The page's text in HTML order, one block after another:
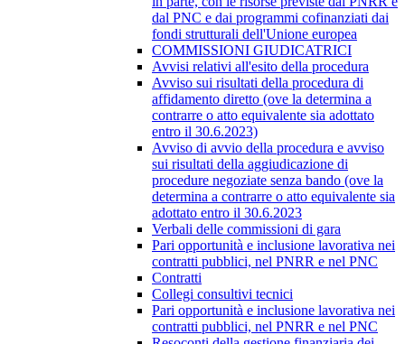
dal PNC e dai programmi cofinanziati dai
fondi strutturali dell'Unione europea
COMMISSIONI GIUDICATRICI
Avvisi relativi all'esito della procedura
Avviso sui risultati della procedura di
affidamento diretto (ove la determina a
contrarre o atto equivalente sia adottato
entro il 30.6.2023)
Avviso di avvio della procedura e avviso
sui risultati della aggiudicazione di
procedure negoziate senza bando (ove la
determina a contrarre o atto equivalente sia
adottato entro il 30.6.2023
Verbali delle commissioni di gara
Pari opportunità e inclusione lavorativa nei
contratti pubblici, nel PNRR e nel PNC
Contratti
Collegi consultivi tecnici
Pari opportunità e inclusione lavorativa nei
contratti pubblici, nel PNRR e nel PNC